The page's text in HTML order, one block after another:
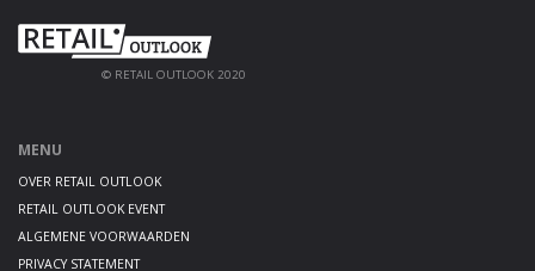
© RETAIL OUTLOOK 2020
MENU
OVER RETAIL OUTLOOK
RETAIL OUTLOOK EVENT
ALGEMENE VOORWAARDEN
PRIVACY STATEMENT